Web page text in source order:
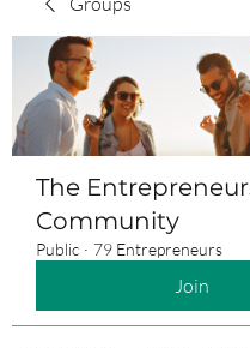
The
Community
Public · 79 Entrepreneurs
Join